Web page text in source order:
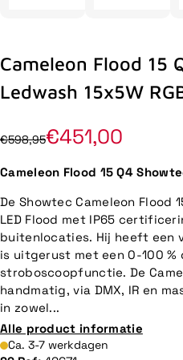
Cameleon Flood 15
Ledwash 15x5W
€598,95€451,00
Cameleon Flood 15 Q4
De Showtec Cameleon Flood
LED Flood met IP65
buitenlocaties. Hij heeft een
is uitgerust met een 0-100 %
stroboscoopfunctie. De
handmatig, via DMX, IR en
in zowel...
Alle product informatie
Ca. 3-7 werkdagen